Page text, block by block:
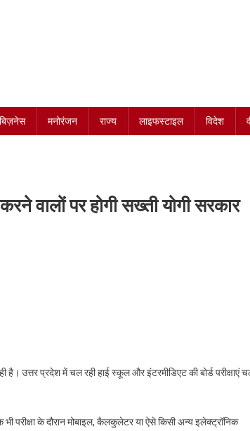
बिज़नेस मनोरंजन राज्य लाइफस्टाइल विदेश
वालों पर होगी सख्ती योगी सरकार
उत्तर प्रदेश में चल रही हाई स्कूल और इंटरमीडिएट की बोर्ड परीक्षाएं
भी परीक्षा के दौरान मोबाइल, कैलकुलेटर या ऐसे किसी अन्य इलेक्ट्रॉनिक